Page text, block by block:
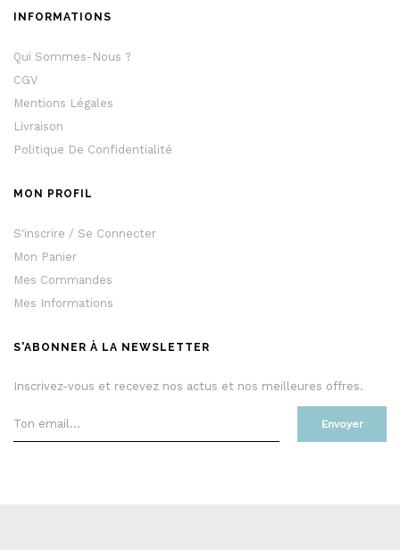
INFORMATIONS
Qui Sommes-Nous ?
CGV
Mentions Légales
Livraison
Politique De Confidentialité
MON PROFIL
S'inscrire / Se Connecter
Mon Panier
Mes Commandes
Mes Informations
S'ABONNER À LA NEWSLETTER
Inscrivez-vous et recevez nos actus et nos meilleures offres.
Envoyer